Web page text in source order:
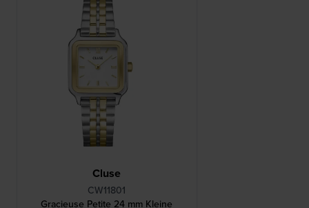
Cluse
CW11801
Gracieuse Petite 24 mm Kleine